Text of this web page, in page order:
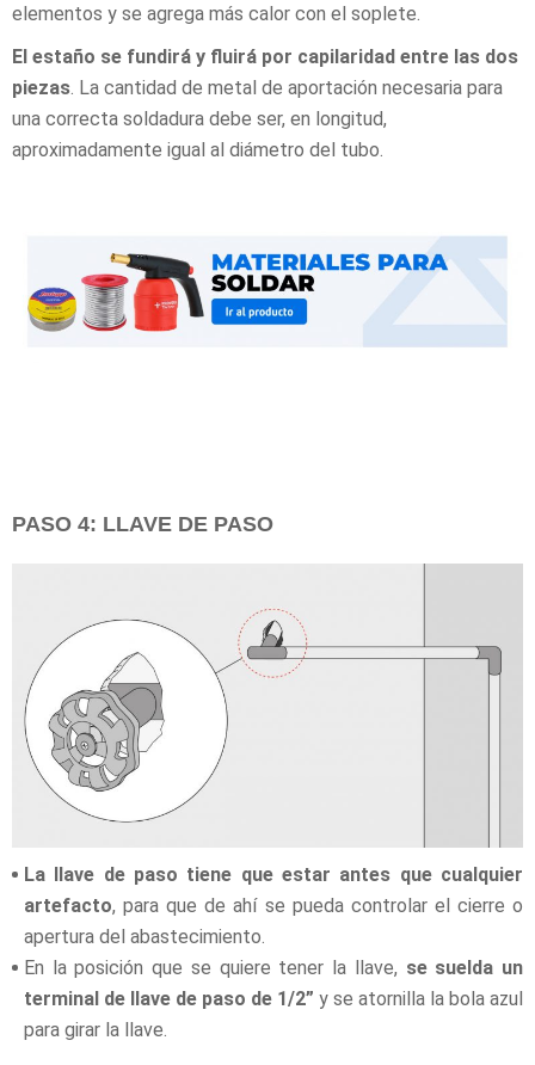
elementos y se agrega más calor con el soplete.
El estaño se fundirá y fluirá por capilaridad entre las dos
piezas . La cantidad de metal de aportación necesaria para
una correcta soldadura debe ser, en longitud,
aproximadamente igual al diámetro del tubo.
PASO 4: LLAVE DE PASO
La llave de paso tiene que estar antes que cualquier
artefacto, para que de ahí se pueda controlar el cierre o
apertura del abastecimiento.
En la posición que se quiere tener la llave, se suelda un
terminal de llave de paso de 1/2” y se atornilla la bola azul
para girar la llave.